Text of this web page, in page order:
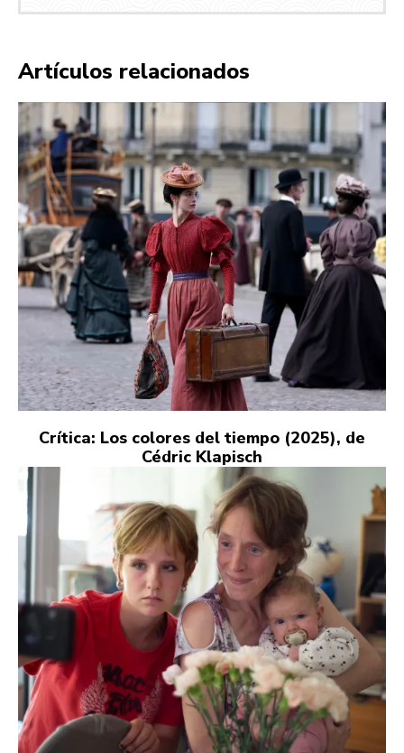
Artículos relacionados
Crítica: Los colores del tiempo (2025), de
Cédric Klapisch